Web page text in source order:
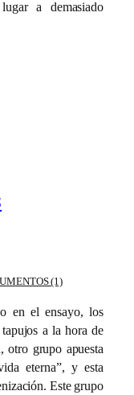
a demasiado
(1)
en el ensayo, los
a la hora de
otro grupo apuesta
eterna”, y esta
Este grupo